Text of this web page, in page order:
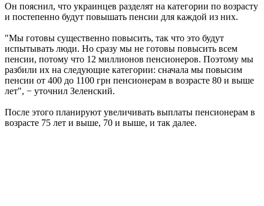
Он пояснил, что украинцев разделят на категории по возрасту
и постепенно будут повышать пенсии для каждой из них.
"Мы готовы существенно повысить, так что это будут
испытывать люди. Но сразу мы не готовы повысить всем
пенсии, потому что 12 миллионов пенсионеров. Поэтому мы
разбили их на следующие категории: сначала мы повысим
пенсии от 400 до 1100 грн пенсионерам в возрасте 80 и выше
лет", − уточнил Зеленский.
После этого планируют увеличивать выплаты пенсионерам в
возрасте 75 лет и выше, 70 и выше, и так далее.